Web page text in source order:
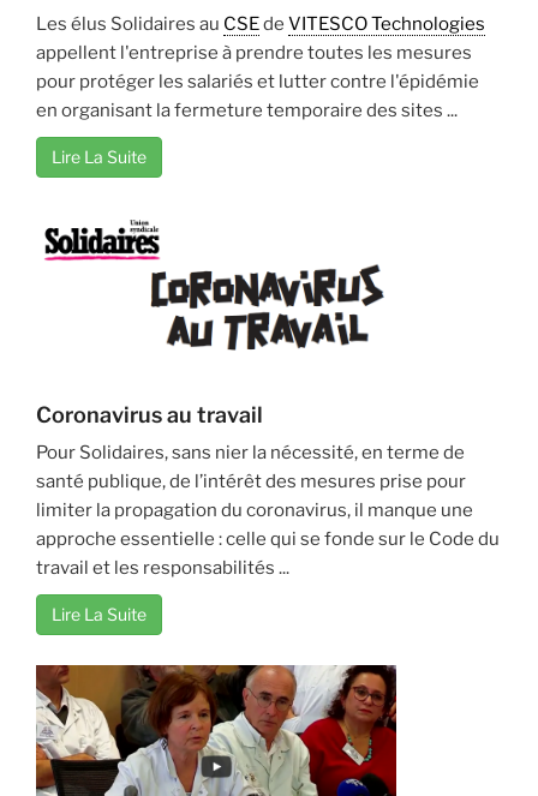
Les élus Solidaires au CSEde VITESCO Technologies
appellent l'entreprise à prendre toutes les mesures
pour protéger les salariés et lutter contre l'épidémie
en organisant la fermeture temporaire des sites ...
Lire La Suite
Coronavirus au travail
Pour Solidaires, sans nier la nécessité, en terme de
santé publique, de l’intérêt des mesures prise pour
limiter la propagation du coronavirus, il manque une
approche essentielle : celle qui se fonde sur le Code du
travail et les responsabilités ...
Lire La Suite